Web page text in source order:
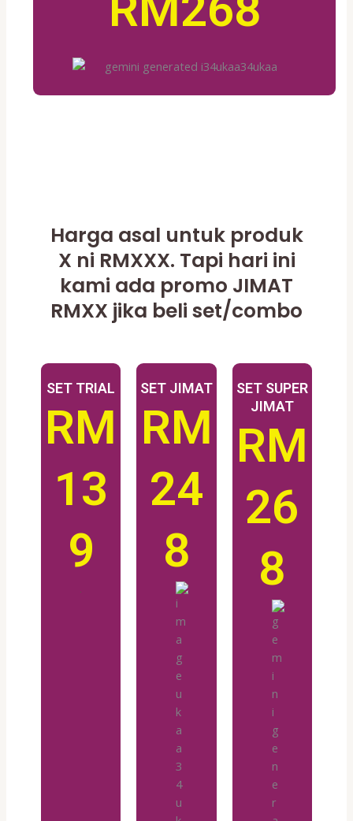
Harga asal untuk produk
X ni RMXXX. Tapi hari ini
kami ada promo JIMAT
RMXX jika beli set/combo
SET TRIAL
RM
13
9
SET JIMAT
RM
24
8
SET SUPER
JIMAT
RM
26
8